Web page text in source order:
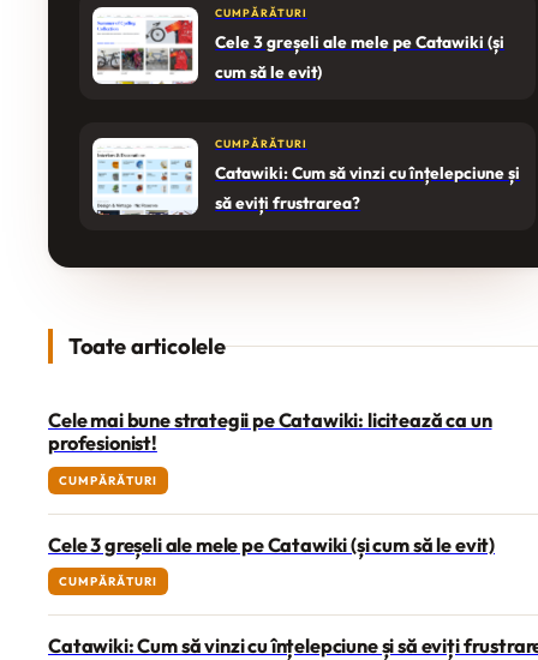
CUMPĂRĂTURI
Cele 3 greșeli ale mele pe Catawiki (și
cum să le evit)
CUMPĂRĂTURI
Catawiki: Cum să vinzi cu înțelepciune și
să eviți frustrarea?
Toate articolele
Cele mai bune strategii pe Catawiki: licitează ca un
profesionist!
CUMPĂRĂTURI
Cele 3 greșeli ale mele pe Catawiki (și cum să le evit)
CUMPĂRĂTURI
Catawiki: Cum să vinzi cu înțelepciune și să eviți